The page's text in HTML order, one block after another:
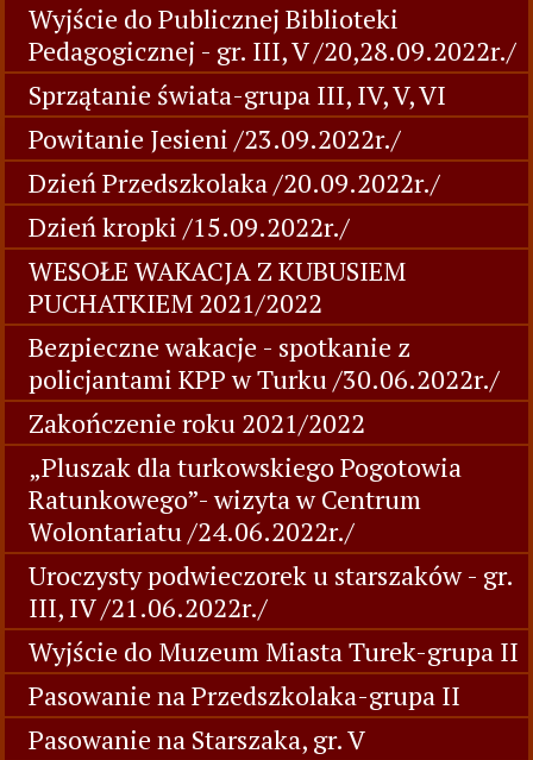
Wyjście do Publicznej Biblioteki
Pedagogicznej - gr. III, V /20,28.09.2022r./
Sprzątanie świata-grupa III, IV, V, VI
Powitanie Jesieni /23.09.2022r./
Dzień Przedszkolaka /20.09.2022r./
Dzień kropki /15.09.2022r./
WESOŁE WAKACJA Z KUBUSIEM
PUCHATKIEM 2021/2022
Bezpieczne wakacje - spotkanie z
policjantami KPP w Turku /30.06.2022r./
Zakończenie roku 2021/2022
„Pluszak dla turkowskiego Pogotowia
Ratunkowego”- wizyta w Centrum
Wolontariatu /24.06.2022r./
Uroczysty podwieczorek u starszaków - gr.
III, IV /21.06.2022r./
Wyjście do Muzeum Miasta Turek-grupa II
Pasowanie na Przedszkolaka-grupa II
Pasowanie na Starszaka, gr. V